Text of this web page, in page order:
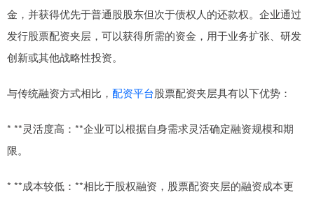
金，并获得优先于普通股股东但次于债权人的还款权。企业通过
发行股票配资夹层，可以获得所需的资金，用于业务扩张、研发
创新或其他战略性投资。
与传统融资方式相比， 配资平台股票配资夹层具有以下优势：
* **灵活度高：**企业可以根据自身需求灵活确定融资规模和期
限。
* **成本较低：**相比于股权融资，股票配资夹层的融资成本更